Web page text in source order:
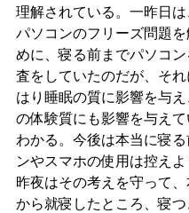
理解されている。一昨日
パソコンのフリーズ問題を
めに、寝る前までパソコン
査をしていたのだが、そ
はり睡眠の質に影響を与
の体験質にも影響を与え
わかる。今後は本当に寝る
ンやスマホの使用は控えよ
昨夜はその考えを守って
から就寝したところ、寝つ